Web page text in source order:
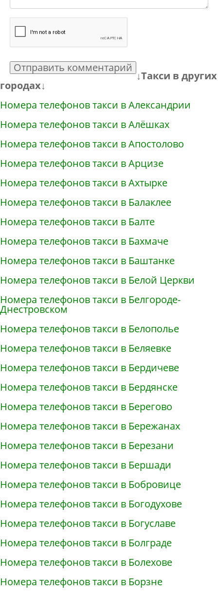
Отправить комментарий
↓Такси в других
городах↓
Номера телефонов такси в Александрии
Номера телефонов такси в Алёшках
Номера телефонов такси в Апостолово
Номера телефонов такси в Арцизе
Номера телефонов такси в Ахтырке
Номера телефонов такси в Балаклее
Номера телефонов такси в Балте
Номера телефонов такси в Бахмаче
Номера телефонов такси в Баштанке
Номера телефонов такси в Белой Церкви
Номера телефонов такси в Белгороде-
Днестровском
Номера телефонов такси в Белополье
Номера телефонов такси в Беляевке
Номера телефонов такси в Бердичеве
Номера телефонов такси в Бердянске
Номера телефонов такси в Берегово
Номера телефонов такси в Бережанах
Номера телефонов такси в Березани
Номера телефонов такси в Бершади
Номера телефонов такси в Бобровице
Номера телефонов такси в Богодухове
Номера телефонов такси в Богуславе
Номера телефонов такси в Болграде
Номера телефонов такси в Болехове
Номера телефонов такси в Борзне